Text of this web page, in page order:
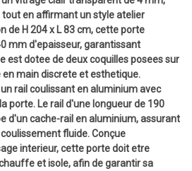
tout en affirmant un style atelier
de H 204 x L 83 cm, cette porte
mm d'epaisseur, garantissant
est dotee de deux coquilles posees sur
main discrete et esthetique.
rail coulissant en aluminium avec
porte. Le rail d'une longueur de 190
d'un cache-rail en aluminium, assurant
fluide. Conçue
interieur, cette porte doit etre
et isole, afin de garantir sa